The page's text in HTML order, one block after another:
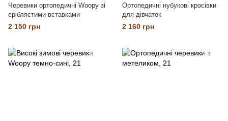
Черевики ортопедичні Woopy зі
сріблястими вставками
2 150 грн
Ортопедичні нубукові кросівки
для дівчаток
2 160 грн